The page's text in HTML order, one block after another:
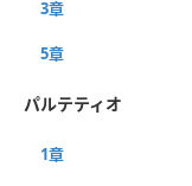
3章
5章
パルテティオ
1章